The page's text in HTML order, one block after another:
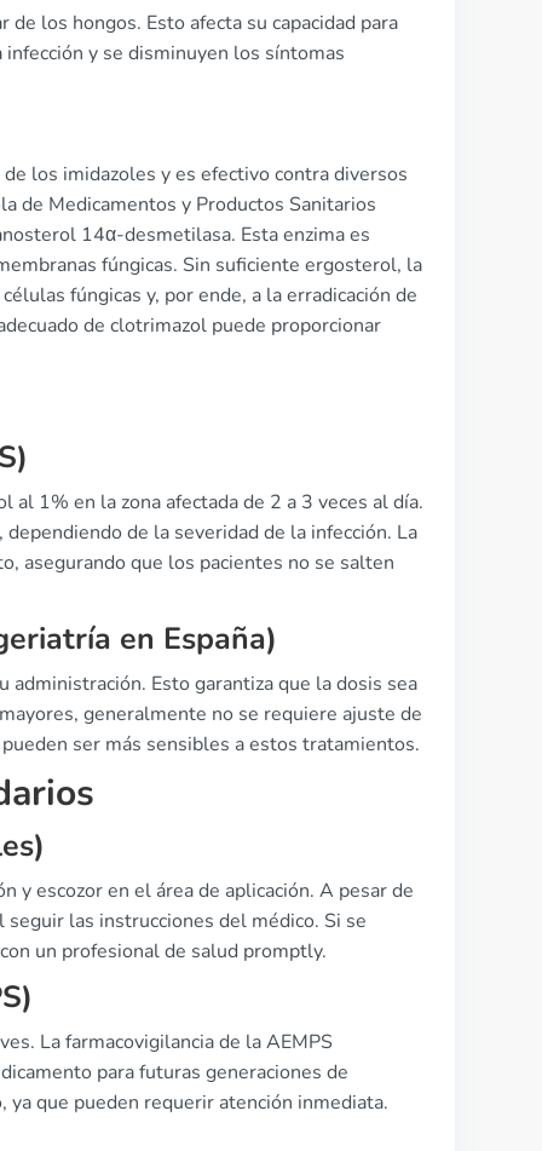
los hongos. Esto afecta su capacidad para
y se disminuyen los síntomas
los imidazoles y es efectivo contra diversos
de Medicamentos y Productos Sanitarios
14α-desmetilasa. Esta enzima es
fúngicas. Sin suficiente ergosterol, la
fúngicas y, por ende, a la erradicación de
de clotrimazol puede proporcionar
1% en la zona afectada de 2 a 3 veces al día.
de la severidad de la infección. La
asegurando que los pacientes no se salten
en España)
administración. Esto garantiza que la dosis sea
generalmente no se requiere ajuste de
ser más sensibles a estos tratamientos.
y escozor en el área de aplicación. A pesar de
las instrucciones del médico. Si se
un profesional de salud promptly.
La farmacovigilancia de la AEMPS
para futuras generaciones de
que pueden requerir atención inmediata.